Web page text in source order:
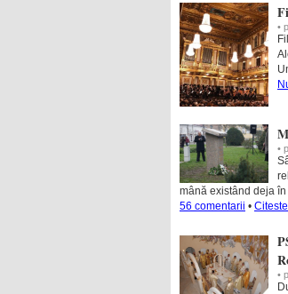
•
•
mână existând deja
56 comentarii •
•